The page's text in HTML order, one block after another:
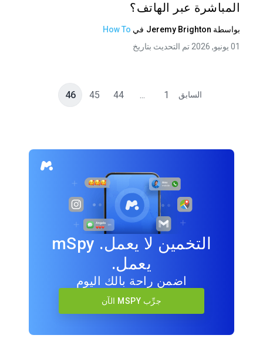
المباشرة عبر الهاتف؟
بواسطة Jeremy Brighton في How To
01 يونيو, 2026 تم التحديث بتاريخ
السابق 1
...
44
45
46
التخمين لا يعمل. mSpy
يعمل.
اضمن راحة بالك اليوم
جرِّب MSPY الآن